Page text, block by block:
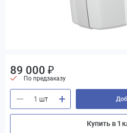
89 000 ₽
По предзаказу
— +
Купить в 1